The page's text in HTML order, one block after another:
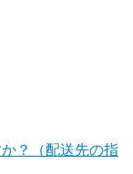
？（配送先の指